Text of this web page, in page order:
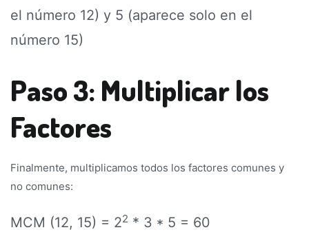
el número 12) y 5 (aparece solo en el
número 15)
Paso 3: Multiplicar los
Factores
Finalmente, multiplicamos todos los factores comunes y
no comunes:
MCM (12, 15) = 22 * 3 * 5 = 60